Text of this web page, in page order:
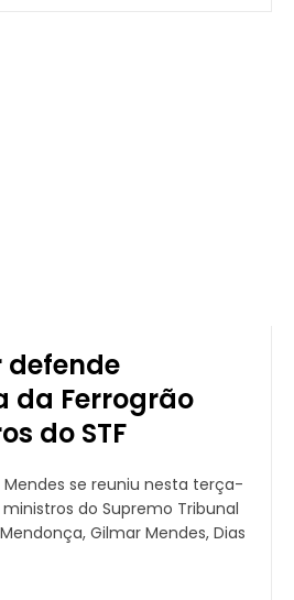
defende
da Ferrogrão
do STF
se reuniu nesta terça-
do Supremo Tribunal
Gilmar Mendes, Dias